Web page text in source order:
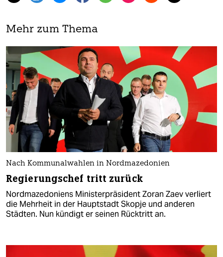
Mehr zum Thema
Nach Kommunalwahlen in Nordmazedonien
Regierungschef tritt zurück
Nordmazedoniens Ministerpräsident Zoran Zaev verliert
die Mehrheit in der Hauptstadt Skopje und anderen
Städten. Nun kündigt er seinen Rücktritt an.